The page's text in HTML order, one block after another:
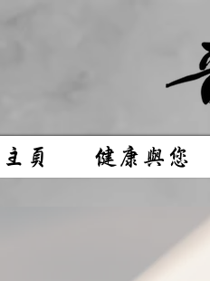
主頁 健康與您